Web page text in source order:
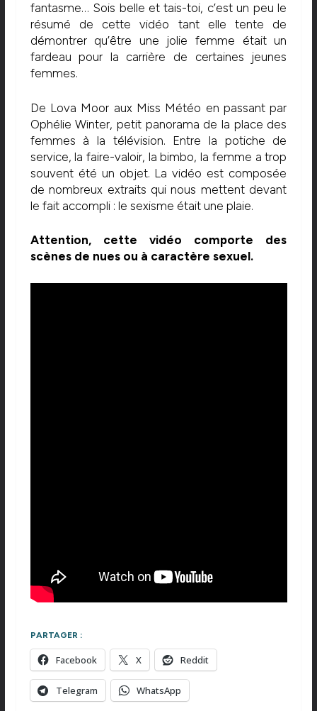
fantasme… Sois belle et tais-toi, c’est un peu le
résumé de cette vidéo tant elle tente de
démontrer qu’être une jolie femme était un
fardeau pour la carrière de certaines jeunes
femmes.
De Lova Moor aux Miss Météo en passant par
Ophélie Winter, petit panorama de la place des
femmes à la télévision. Entre la potiche de
service, la faire-valoir, la bimbo, la femme a trop
souvent été un objet. La vidéo est composée
de nombreux extraits qui nous mettent devant
le fait accompli : le sexisme était une plaie.
Attention, cette vidéo comporte des
scènes de nues ou à caractère sexuel.
PARTAGER :
Facebook X Reddit
Telegram WhatsApp